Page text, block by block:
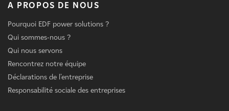
A PROPOS DE NOUS
Pourquoi EDF power solutions ?
Qui sommes-nous ?
Qui nous servons
Rencontrez notre équipe
Déclarations de l'entreprise
Responsabilité sociale des entreprises